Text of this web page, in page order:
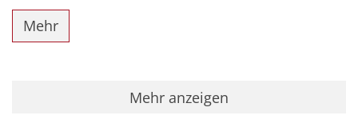
Mehr
Mehr anzeigen